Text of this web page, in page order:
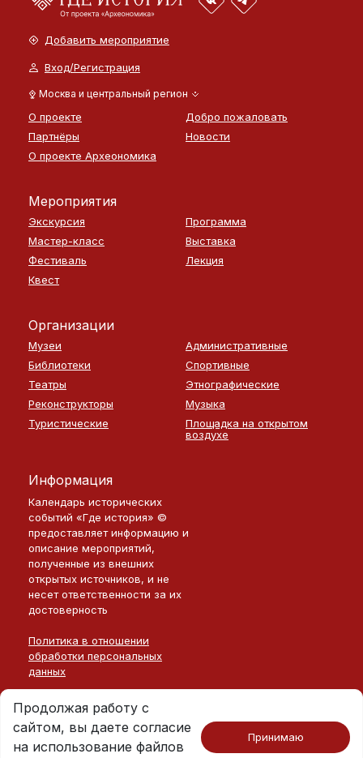
Добавить мероприятие
Вход/Регистрация
Москва и центральный регион
О проекте
Добро пожаловать
Партнёры
Новости
О проекте Археономика
Мероприятия
Экскурсия
Программа
Мастер-класс
Выставка
Фестиваль
Лекция
Квест
Организации
Музеи
Административные
Библиотеки
Спортивные
Театры
Этнографические
Реконструкторы
Музыка
Туристические
Площадка на открытом
воздухе
Информация
Календарь исторических
событий «Где история» ©
предоставляет информацию и
описание мероприятий,
полученные из внешних
открытых источников, и не
несет ответственности за их
достоверность
Политика в отношении
обработки персональных
данных
Продолжая работу с
сайтом, вы даете согласие
на использование файлов
Принимаю